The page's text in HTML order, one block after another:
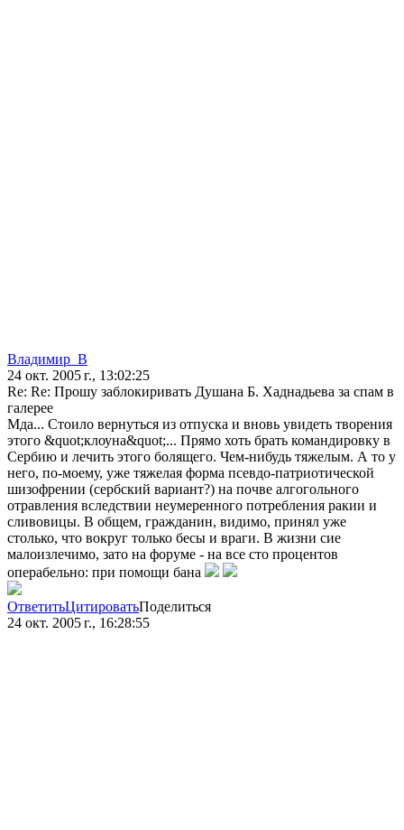
Владимир_В
24 окт. 2005 г., 13:02:25
Re: Re: Прошу заблокиривать Душана Б. Хаднадьева за спам в
галерее
Мда... Стоило вернуться из отпуска и вновь увидеть творения
этого &quot;клоуна&quot;... Прямо хоть брать командировку в
Сербию и лечить этого болящего. Чем-нибудь тяжелым. А то у
него, по-моему, уже тяжелая форма псевдо-патриотической
шизофрении (сербский вариант?) на почве алгогольного
отравления вследствии неумеренного потребления ракии и
сливовицы. В общем, гражданин, видимо, принял уже
столько, что вокруг только бесы и враги. В жизни сие
малоизлечимо, зато на форуме - на все сто процентов
операбельно: при помощи бана
ОтветитьЦитироватьПоделиться
24 окт. 2005 г., 16:28:55